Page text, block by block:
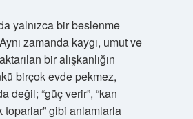
yalnızca bir beslenme
zamanda kaygı, umut ve
bir alışkanlığın
birçok evde pekmez,
değil; “güç verir”, “kan
toparlar” gibi anlamlarla